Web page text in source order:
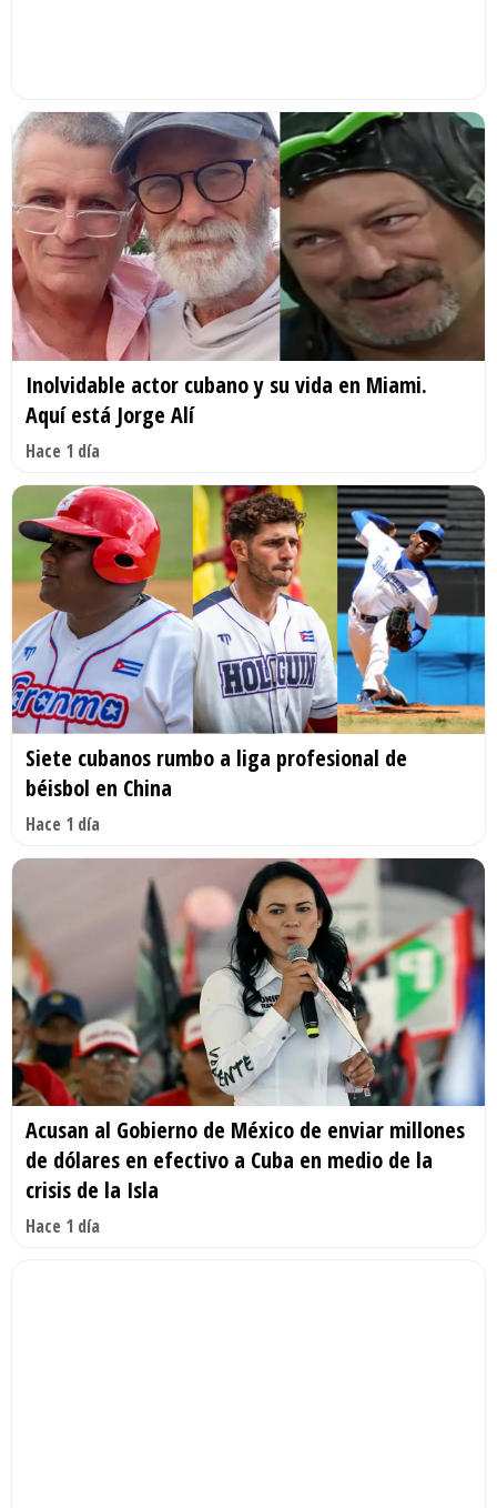
Inolvidable actor cubano y su vida en Miami.
Aquí está Jorge Alí
Hace 1 día
Siete cubanos rumbo a liga profesional de
béisbol en China
Hace 1 día
Acusan al Gobierno de México de enviar millones
de dólares en efectivo a Cuba en medio de la
crisis de la Isla
Hace 1 día